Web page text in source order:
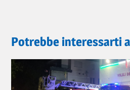
Potrebbe interessarti